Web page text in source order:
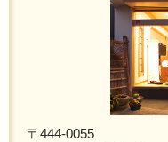
〒444-0055